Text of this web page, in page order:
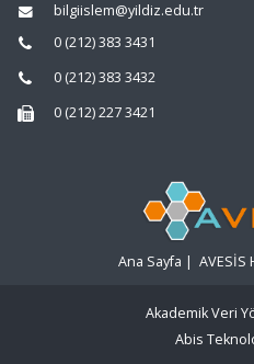
bilgiislem@yildiz.edu.tr
0 (212) 383 3431
0 (212) 383 3432
0 (212) 227 3421
Ana Sayfa | AVESİS
Akademik Veri
Abis